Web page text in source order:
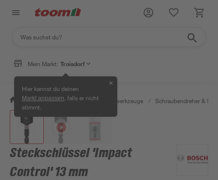
Mein Markt: Troisdorf
Hier kannst du deinen
Markt anpassen , falls er nicht
stimmt.
✕
/ Werkstatt & Maschinen / Handwerkzeuge / Schraubendreher &
Steckschlüssel 'Impact
Control' 13 mm